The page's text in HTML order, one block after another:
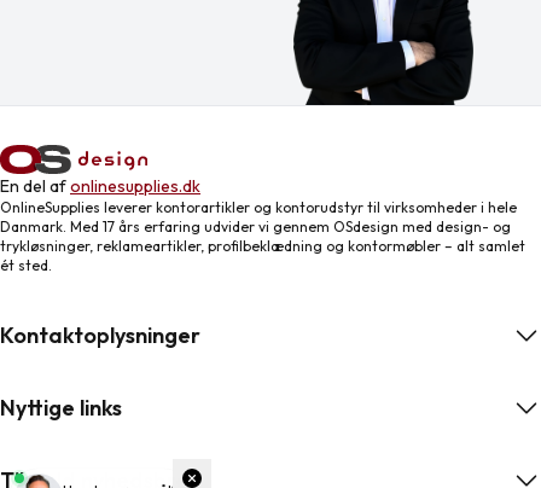
En del afonlinesupplies.dk
OnlineSupplies leverer kontorartikler og kontorudstyr til virksomheder i hele
Danmark. Med 17 års erfaring udvider vi gennem OSdesign med design- og
trykløsninger, reklameartikler, profilbeklædning og kontormøbler – alt samlet
ét sted.
Kontaktoplysninger
Nyttige links
Tilmeld nyhedsbrev